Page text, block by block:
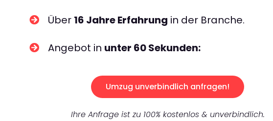
Über 16 Jahre Erfahrung in der Branche.
Angebot in unter 60 Sekunden:
Umzug unverbindlich anfragen!
Ihre Anfrage ist zu 100% kostenlos & unverbindlich.